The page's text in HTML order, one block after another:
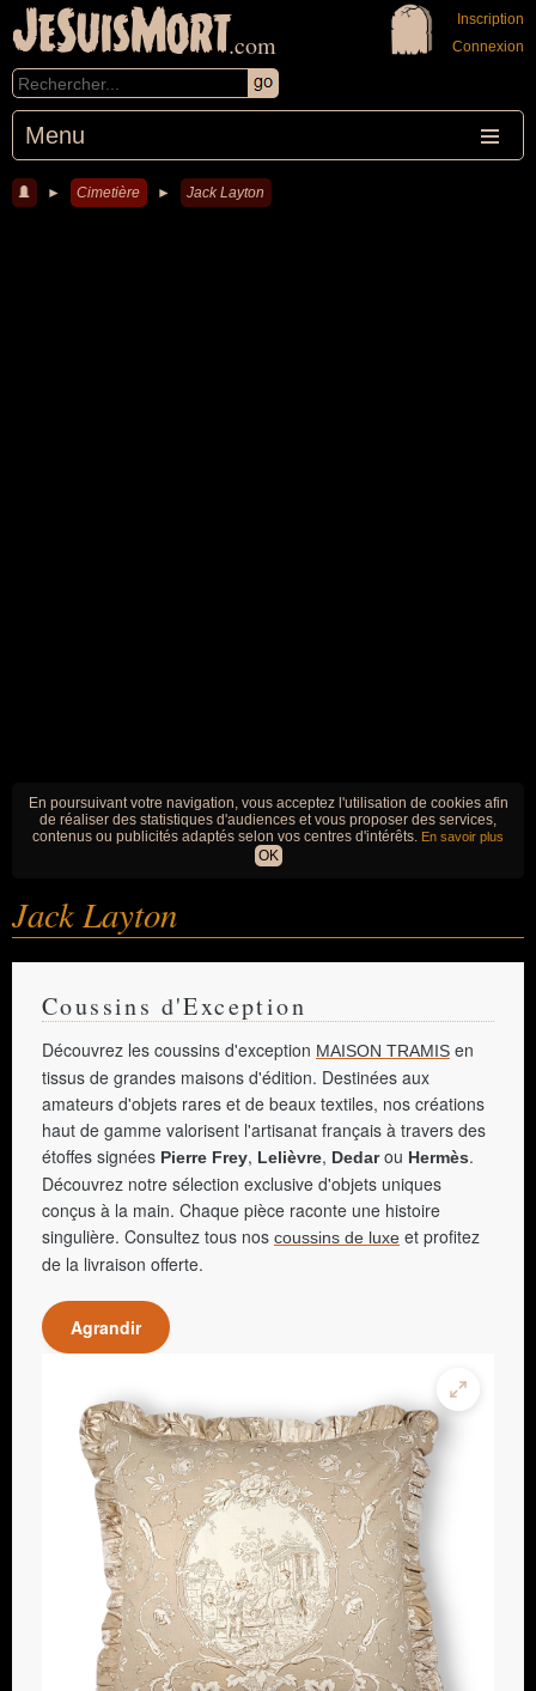
JeSuisMort.com
Menu
Inscription
Connexion
► Cimetière ► Jack Layton
En poursuivant votre navigation, vous acceptez l'utilisation de cookies afin
de réaliser des statistiques d'audiences et vous proposer des services,
contenus ou publicités adaptés selon vos centres d'intérêts. En savoir plus
OK
Jack Layton
Coussins d'Exception
Découvrez les coussins d'exception MAISON TRAMIS en
tissus de grandes maisons d'édition. Destinées aux
amateurs d'objets rares et de beaux textiles, nos créations
haut de gamme valorisent l'artisanat français à travers des
étoffes signées Pierre Frey, Lelièvre, Dedarou Hermès.
Découvrez notre sélection exclusive d'objets uniques
conçus à la main. Chaque pièce raconte une histoire
singulière. Consultez tous nos coussins de luxe et profitez
de la livraison offerte.
Agrandir